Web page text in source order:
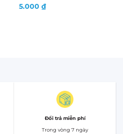
5.000 ₫
Đổi trả miễn phí
Trong vòng 7 ngày